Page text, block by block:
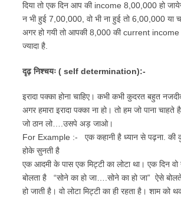
दिया तो एक दिन आप की income 8,00,000 हो
न भी हुई 7,00,000, वो भी ना हुई तो 6,00,000 या
अगर हो गयी तो आपकी 8,000 की current
ज्यादा है.
दृढ़ निश्चयः ( self determination):-
इरादा पक्का होना चाहिए। कभी कभी कुदरत बहुत
अगर हमारा इरादा पक्का ना हो। तो हम जो पाना चाहते
जो ठान लो….उसपे अड़ जाओ।
For Example :- एक कहानी है ध्यान से पढ़ना.
होके सुनती है
एक आदमी के पास एक मिट्टी का लोटा था। एक दिन
बोलता है “सोने का हो जा….सोने का हो जा” ऐसे
हो जाती है। वो लोटा मिट्टी का ही रहता है। शाम को